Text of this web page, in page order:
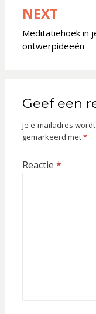
NEXT
Meditatiehoek in
ontwerpideeën
Geef een
Je e-mailadres
gemarkeerd met*
Reactie *